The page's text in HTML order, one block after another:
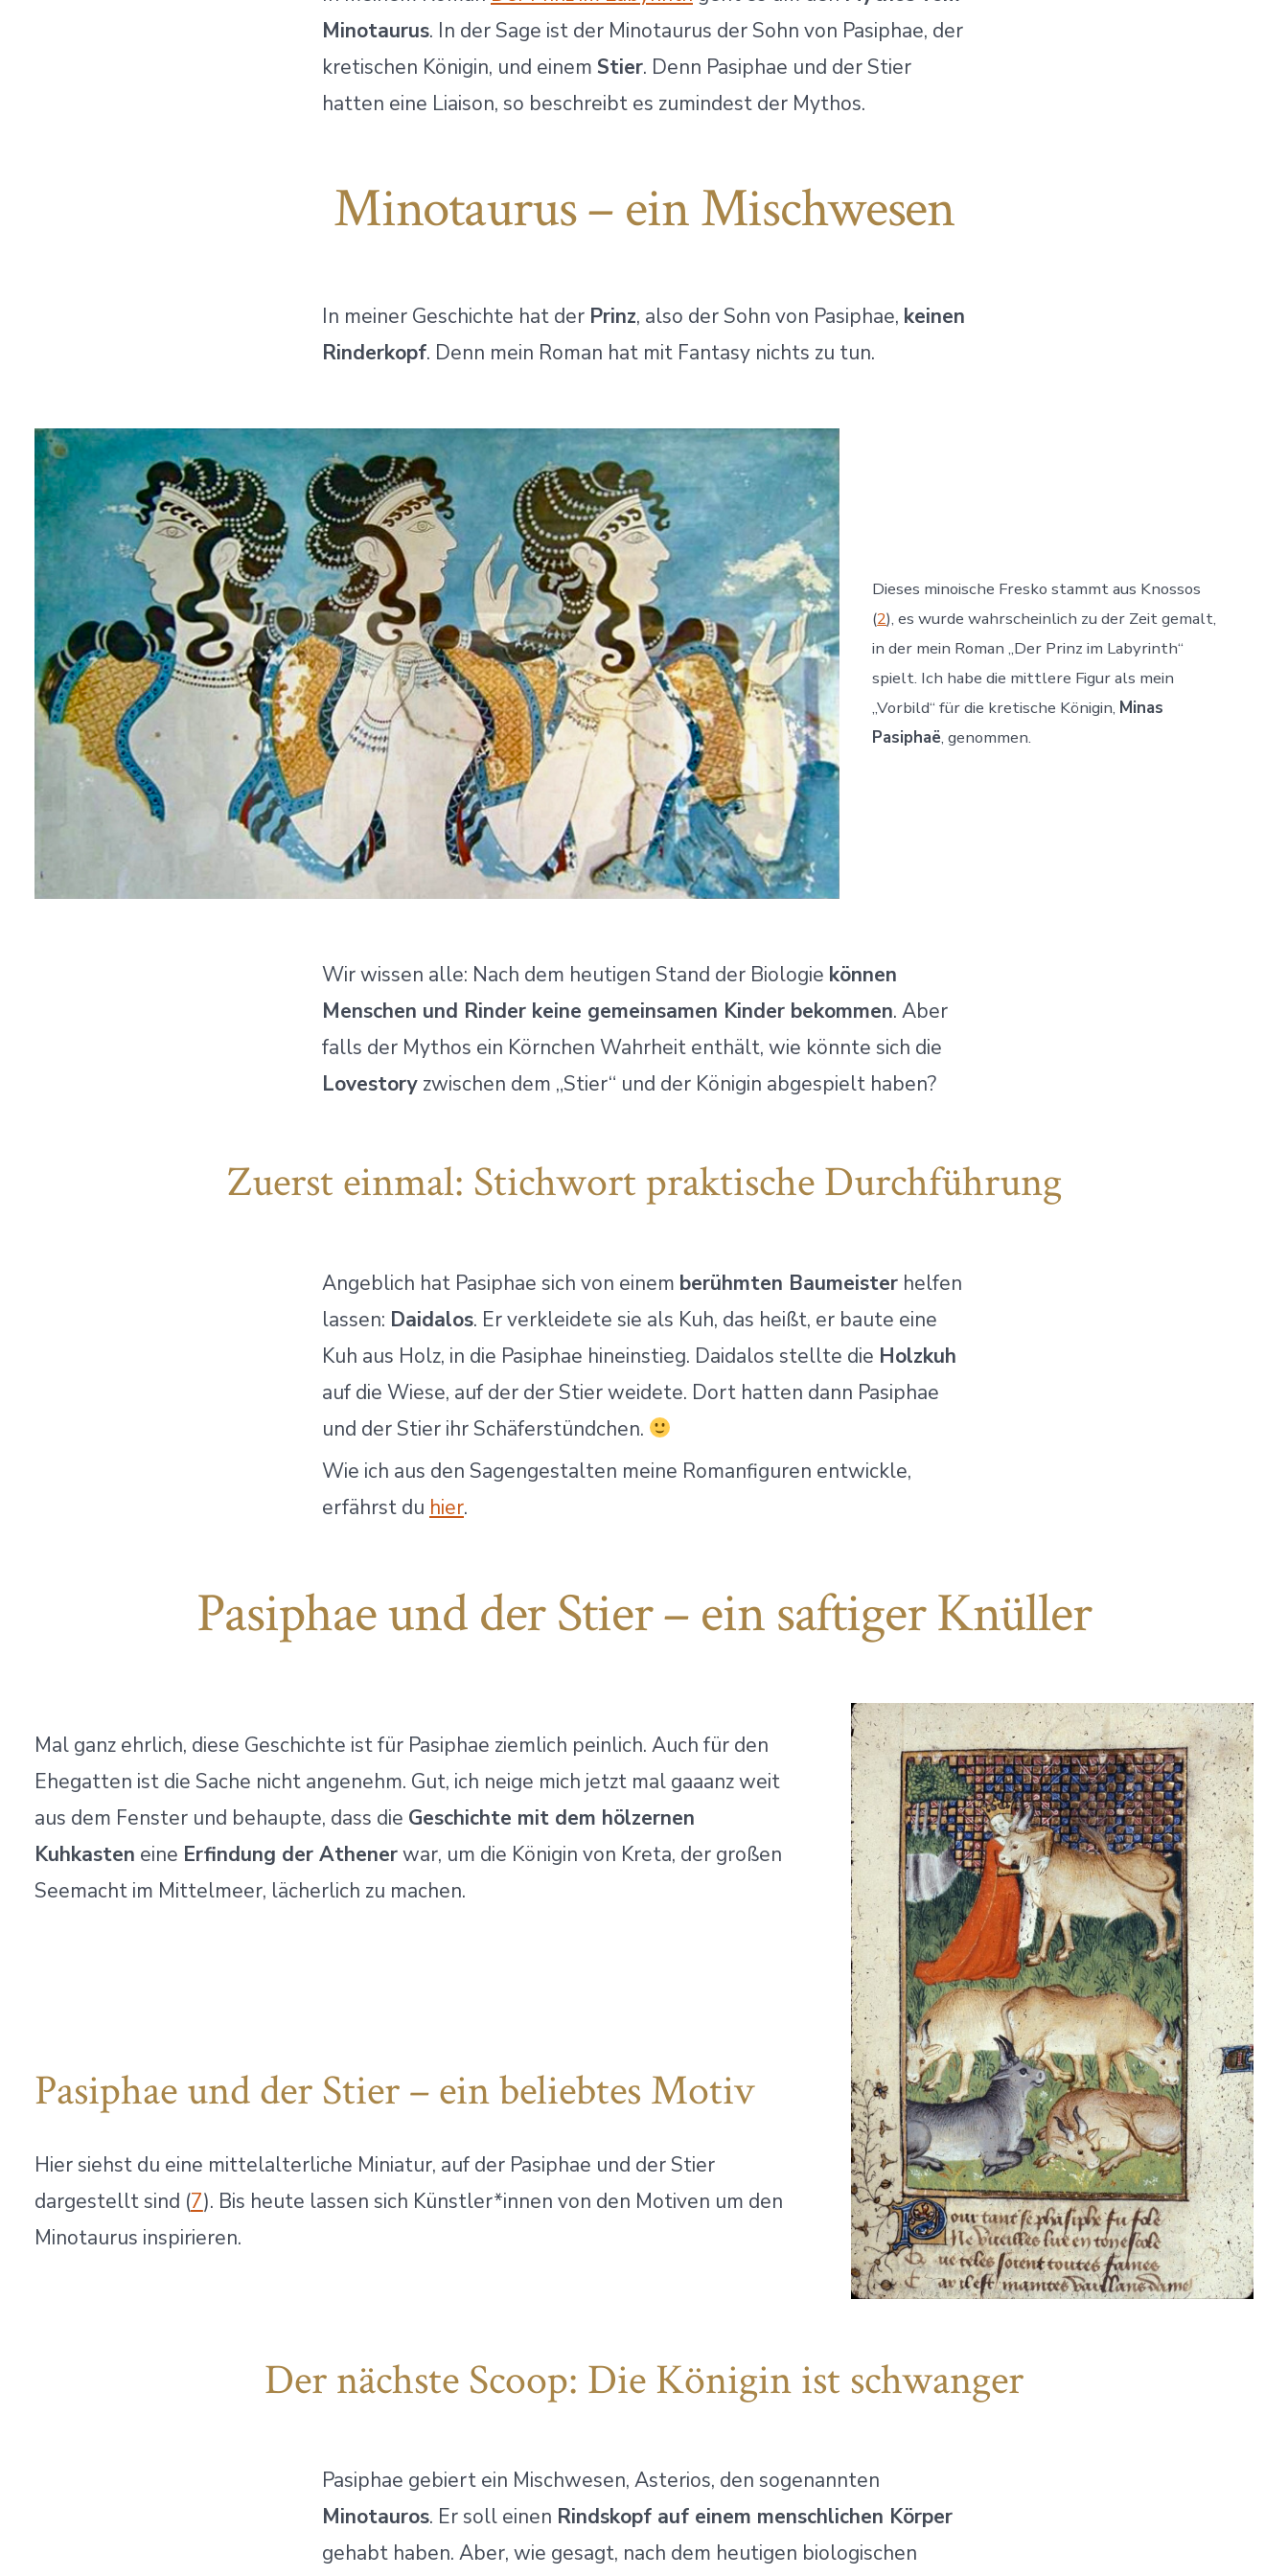
Minotaurus. In der Sage ist der Minotaurus der Sohn von Pasiphae, der
kretischen Königin, und einem Stier. Denn Pasiphae und der Stier
hatten eine Liaison, so beschreibt es zumindest der Mythos.
Minotaurus – ein Mischwesen
In meiner Geschichte hat der Prinz, also der Sohn von Pasiphae, keinen
Rinderkopf. Denn mein Roman hat mit Fantasy nichts zu tun.
Dieses minoische Fresko stammt aus Knossos
(2), es wurde wahrscheinlich zu der Zeit gemalt,
in der mein Roman „Der Prinz im Labyrinth“
spielt. Ich habe die mittlere Figur als mein
„Vorbild“ für die kretische Königin, Minas
Pasiphaë, genommen.
Wir wissen alle: Nach dem heutigen Stand der Biologie können
Menschen und Rinder keine gemeinsamen Kinder bekommen. Aber
falls der Mythos ein Körnchen Wahrheit enthält, wie könnte sich die
Lovestory zwischen dem „Stier“ und der Königin abgespielt haben?
Zuerst einmal: Stichwort praktische Durchführung
Angeblich hat Pasiphae sich von einem berühmten Baumeister helfen
lassen: Daidalos. Er verkleidete sie als Kuh, das heißt, er baute eine
Kuh aus Holz, in die Pasiphae hineinstieg. Daidalos stellte die Holzkuh
auf die Wiese, auf der der Stier weidete. Dort hatten dann Pasiphae
und der Stier ihr Schäferstündchen.
Wie ich aus den Sagengestalten meine Romanfiguren entwickle,
erfährst du hier.
Pasiphae und der Stier – ein saftiger Knüller
Mal ganz ehrlich, diese Geschichte ist für Pasiphae ziemlich peinlich. Auch für den
Ehegatten ist die Sache nicht angenehm. Gut, ich neige mich jetzt mal gaaanz weit
aus dem Fenster und behaupte, dass die Geschichte mit dem hölzernen
Kuhkasten eine Erfindung der Athenerwar, um die Königin von Kreta, der großen
Seemacht im Mittelmeer, lächerlich zu machen.
Pasiphae und der Stier – ein beliebtes Motiv
Hier siehst du eine mittelalterliche Miniatur, auf der Pasiphae und der Stier
dargestellt sind (7). Bis heute lassen sich Künstler*innen von den Motiven um den
Minotaurus inspirieren.
Der nächste Scoop: Die Königin ist schwanger
Pasiphae gebiert ein Mischwesen, Asterios, den sogenannten
Minotauros. Er soll einen Rindskopf auf einem menschlichen Körper
gehabt haben. Aber, wie gesagt, nach dem heutigen biologischen